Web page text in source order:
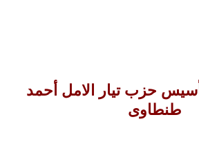
حزب تيار الامل أحمد
طنطاوى